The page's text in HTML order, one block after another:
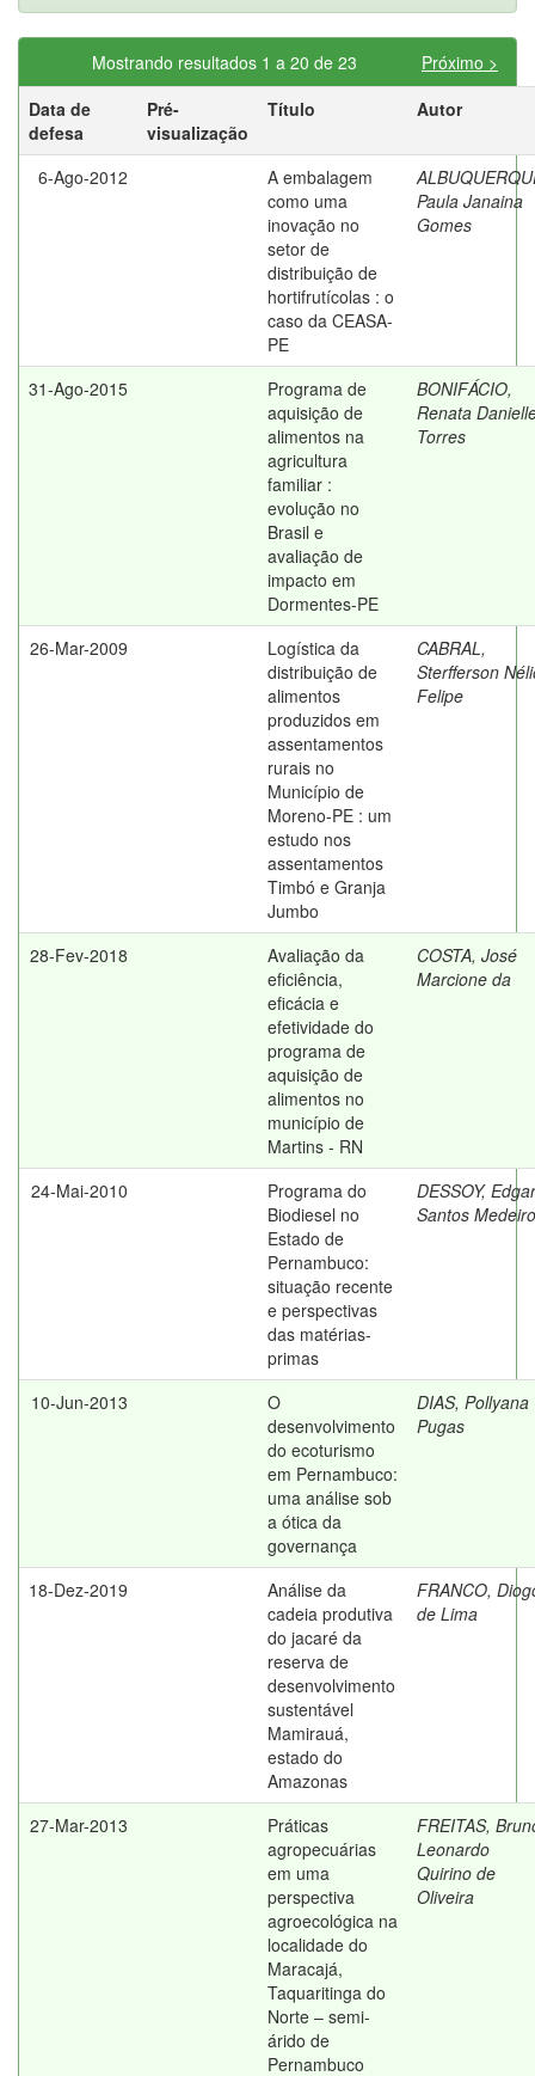
Mostrando resultados 1 a 20 de 23
Próximo >
Data de
defesa
Pré-
visualização
Título Autor
6-Ago-2012
A embalagem
como uma
inovação no
setor de
distribuição de
hortifrutícolas : o
caso da CEASA-
PE
Paula Janaina
Gomes
31-Ago-2015
Programa de
aquisição de
alimentos na
agricultura
familiar :
evolução no
Brasil e
avaliação de
impacto em
Dormentes-PE
BONIFÁCIO,
Renata
Torres
26-Mar-2009
Logística da
distribuição de
alimentos
produzidos em
assentamentos
rurais no
Município de
Moreno-PE : um
estudo nos
assentamentos
Timbó e Granja
Jumbo
CABRAL,
Sterfferson
Felipe
28-Fev-2018
Avaliação da
eficiência,
eficácia e
efetividade do
programa de
aquisição de
alimentos no
município de
Martins - RN
COSTA, José
Marcione da
24-Mai-2010
Programa do
Biodiesel no
Estado de
Pernambuco:
situação recente
e perspectivas
das matérias-
primas
DESSOY, Edgar
Santos
10-Jun-2013
O
desenvolvimento
do ecoturismo
em Pernambuco:
uma análise sob
a ótica da
governança
DIAS, Pollyana
Pugas
18-Dez-2019
Análise da
cadeia produtiva
do jacaré da
reserva de
desenvolvimento
sustentável
Mamirauá,
estado do
Amazonas
FRANCO,
de Lima
27-Mar-2013
Práticas
agropecuárias
em uma
perspectiva
agroecológica na
localidade do
Maracajá,
Taquaritinga do
Norte – semi-
árido de
Pernambuco
FREITAS,
Leonardo
Quirino de
Oliveira